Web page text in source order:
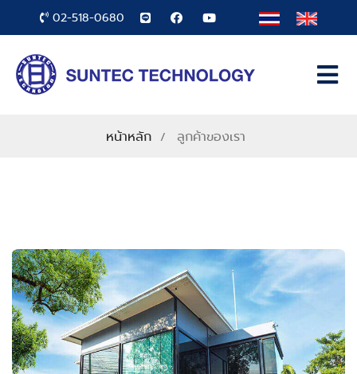
02-518-0680
หน้าหลัก ลูกค้าของเรา